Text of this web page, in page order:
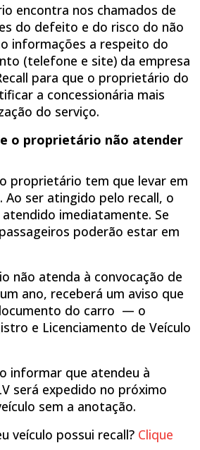
encontra nos chamados de
do defeito e do risco do não
informações a respeito do
(telefone e site) da empresa
para que o proprietário do
a concessionária mais
do serviço.
o proprietário não atender
proprietário tem que levar em
Ao ser atingido pelo recall, o
imediatamente. Se
poderão estar em
não atenda à convocação de
ano, receberá um aviso que
do carro — o
e Licenciamento de Veículo
informar que atendeu à
será expedido no próximo
sem a anotação.
veículo possui recall? Clique